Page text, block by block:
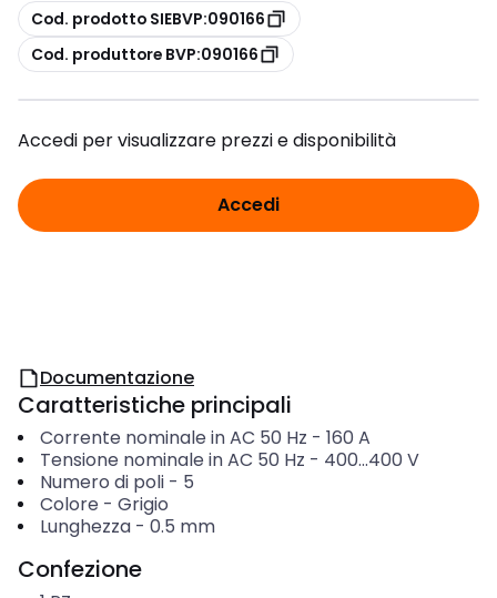
copia
Cod. prodotto SIEBVP:090166
copia
Cod. produttore BVP:090166
Accedi per visualizzare prezzi e disponibilità
Accedi
Documentazione
Caratteristiche principali
Corrente nominale in AC 50 Hz - 160 A
Tensione nominale in AC 50 Hz - 400...400 V
Numero di poli- 5
Colore - Grigio
Lunghezza- 0.5 mm
Confezione